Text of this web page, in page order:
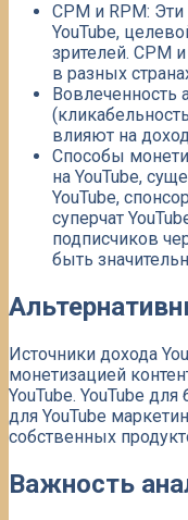
CPM и RPM:
YouTube,
зрителей. CPM
в разных
Вовлеченность
влияют на
Способы
на YouTube,
YouTube,
суперчат
подписчиков
быть
Источники дохода
монетизацией
YouTube. YouTube
для YouTube
собственных
Важность